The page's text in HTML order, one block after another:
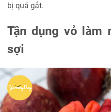
bị quá gắt.
Tận dụng vỏ làm
sợi